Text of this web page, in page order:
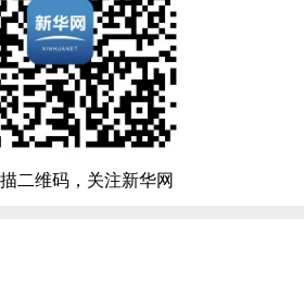
二维码，关注新华网